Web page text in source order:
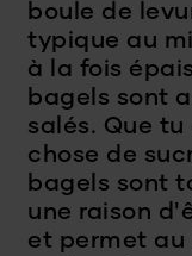
boule de
typique au
à la fois
bagels sont
salés. Que
chose de
bagels sont
une raison
et permet au